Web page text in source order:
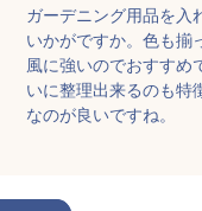
ガーデニング用品を入
いかがですか。色も揃
風に強いのでおすすめ
いに整理出来るのも特
なのが良いですね。